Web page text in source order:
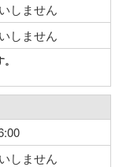
しません
しません
しません